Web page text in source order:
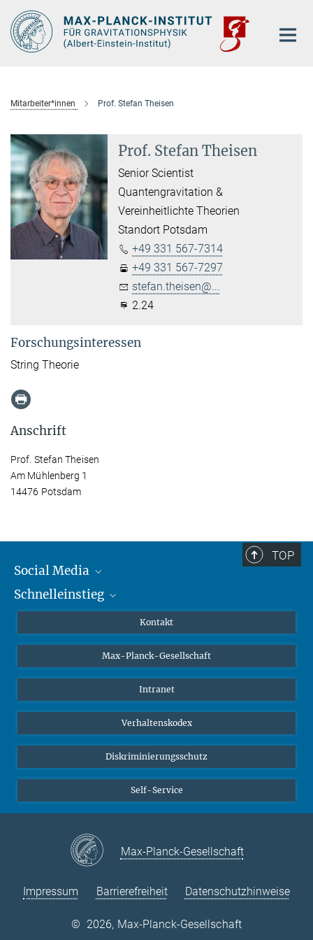
Hauptinhalt
Mitarbeiter*innen Prof. Stefan Theisen
Prof. Stefan Theisen
Senior Scientist
Quantengravitation &
Vereinheitlichte Theorien
Standort Potsdam
+49 331 567-7314
+49 331 567-7297
stefan.theisen@...
2.24
Forschungsinteressen
String Theorie
Anschrift
Prof. Stefan Theisen
Am Mühlenberg 1
14476 Potsdam
TOP
Social Media
Mastodon
Schnelleinstieg
Studierende
Schüler*innen
Öffentlichkeit
Alumnae | Alumni
Kontakt
Max-Planck-Gesellschaft
Intranet
Verhaltenskodex
Diskriminierungsschutz
Self-Service
Max-Planck-Gesellschaft
Impressum Barrierefreiheit Datenschutzhinweise
© 2026, Max-Planck-Gesellschaft